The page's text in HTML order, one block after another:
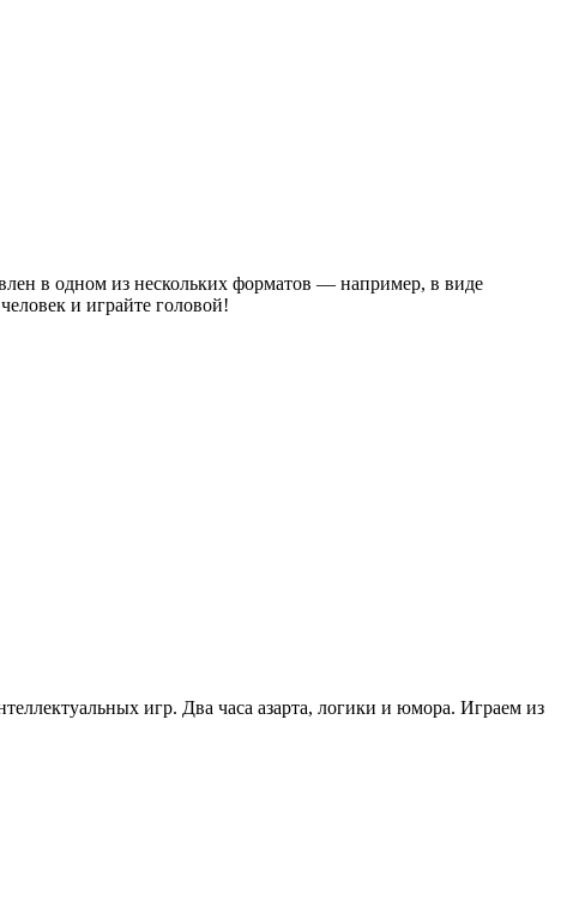
в одном из нескольких форматов — например, в виде
и играйте головой!
игр. Два часа азарта, логики и юмора. Играем из